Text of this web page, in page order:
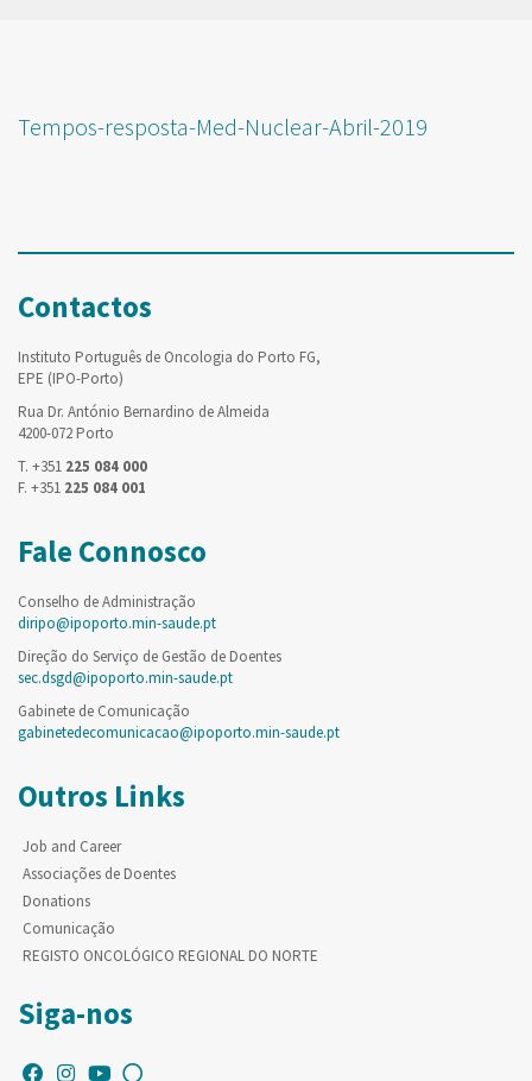
Tempos-resposta-Med-Nuclear-Abril-2019
Contactos
Instituto Português de Oncologia do Porto FG,
EPE (IPO-Porto)
Rua Dr. António Bernardino de Almeida
4200-072 Porto
T. +351 225 084 000
F. +351 225 084 001
Fale Connosco
Conselho de Administração
diripo@ipoporto.min-saude.pt
Direção do Serviço de Gestão de Doentes
sec.dsgd@ipoporto.min-saude.pt
Gabinete de Comunicação
gabinetedecomunicacao@ipoporto.min-saude.pt
Outros Links
Job and Career
Associações de Doentes
Donations
Comunicação
REGISTO ONCOLÓGICO REGIONAL DO NORTE
Siga-nos